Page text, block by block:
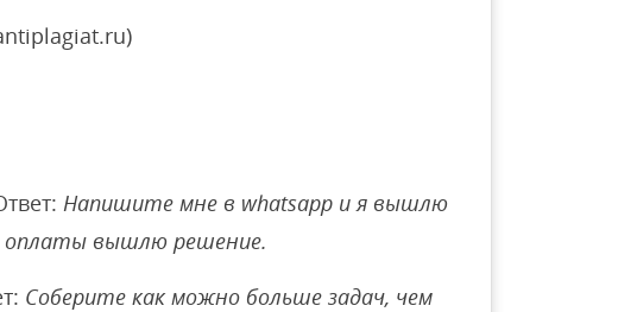
Напишите мне в whatsapp и я вышлю
оплаты вышлю решение.
Соберите как можно больше задач, чем